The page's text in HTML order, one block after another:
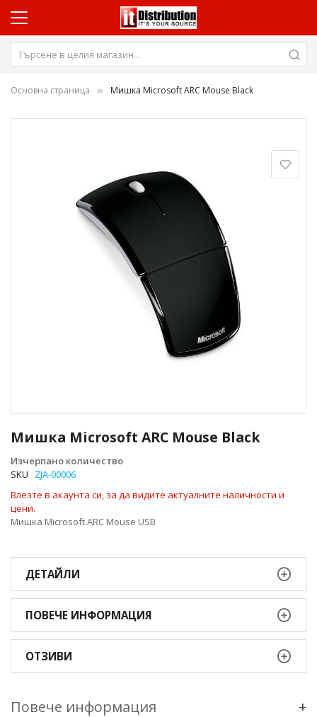
Основна страница Мишка Microsoft ARC Mouse Black
Мишка Microsoft ARC Mouse Black
Изчерпано количество
SKU
ZJA-00006
Влезте в акаунта си, за да видите актуалните наличности и
цени.
Мишка Microsoft ARC Mouse USB
изображенията
към
началото
на
галерия
снимки
ДЕТАЙЛИ
ПОВЕЧЕ ИНФОРМАЦИЯ
ОТЗИВИ
Повече информация +